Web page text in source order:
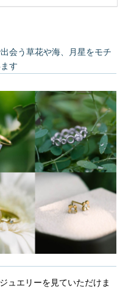
会う草花や海、月星をモチ
す
ュエリーを見ていただけま